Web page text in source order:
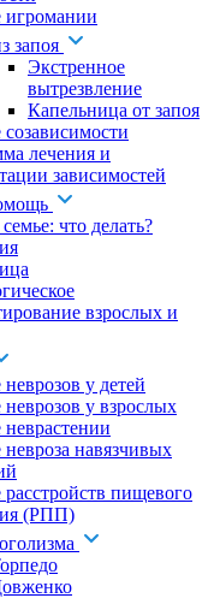
игромании
запоя
Экстренное
вытрезвление
Капельница от запоя
лечения и
зависимостей
что делать?
взрослых и
у детей
у взрослых
навязчивых
пищевого
(РПП)